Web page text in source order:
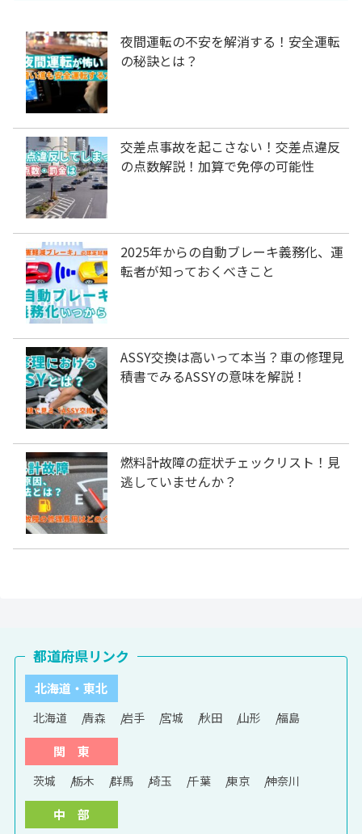
夜間運転の不安を解消する！安全運転
の秘訣とは？
交差点事故を起こさない！交差点違反
の点数解説！加算で免停の可能性
2025年からの自動ブレーキ義務化、運
転者が知っておくべきこと
ASSY交換は高いって本当？車の修理見
積書でみるASSYの意味を解説！
燃料計故障の症状チェックリスト！見
逃していませんか？
北海道・東北
北海道 青森 岩手 宮城 秋田 山形 福島
関 東
茨城 栃木 群馬 埼玉 千葉 東京 神奈川
中 部
都道府県リンク